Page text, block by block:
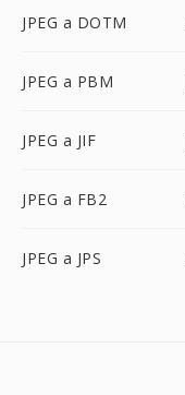
JPEG a DOTM
JPEG a PBM
JPEG a JIF
JPEG a FB2
JPEG a JPS